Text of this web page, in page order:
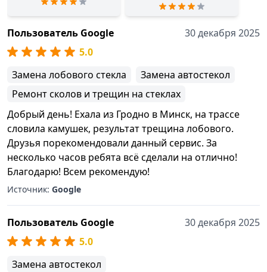
Пользователь Google
30 декабря 2025
5.0
Замена лобового стекла
Замена автостекол
Ремонт сколов и трещин на стеклах
Добрый день! Ехала из Гродно в Минск, на трассе
словила камушек, результат трещина лобового.
Друзья порекомендовали данный сервис. За
несколько часов ребята всё сделали на отлично!
Благодарю! Всем рекомендую!
Источник: Google
Пользователь Google
30 декабря 2025
5.0
Замена автостекол